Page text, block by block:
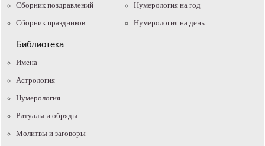
Сборник поздравлений
Сборник праздников
Нумерология на год
Нумерология на день
Библиотека
Имена
Астрология
Нумерология
Ритуалы и обряды
Молитвы и заговоры